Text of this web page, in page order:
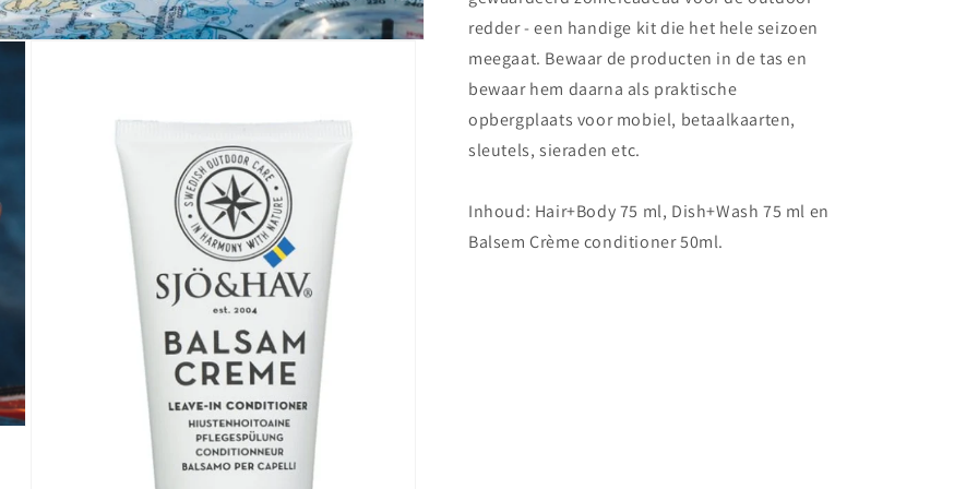
redder - een handige kit die het hele seizoen
meegaat. Bewaar de producten in de tas en
bewaar hem daarna als praktische
opbergplaats voor mobiel, betaalkaarten,
sleutels, sieraden etc.
Inhoud: Hair+Body 75 ml, Dish+Wash 75 ml en
Balsem Crème conditioner 50ml.